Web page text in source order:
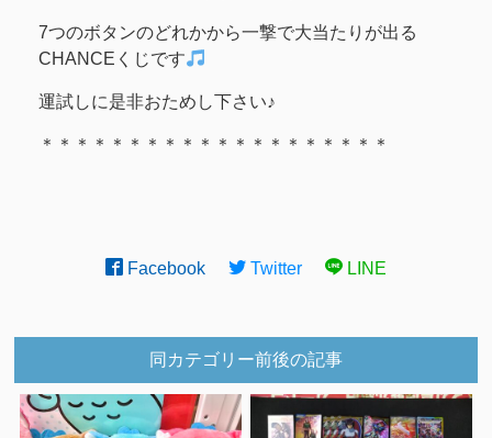
7つのボタンのどれかから一撃で大当たりが出る
CHANCEくじです
運試しに是非おためし下さい♪
＊＊＊＊＊＊＊＊＊＊＊＊＊＊＊＊＊＊＊＊
Facebook Twitter LINE
同カテゴリー前後の記事